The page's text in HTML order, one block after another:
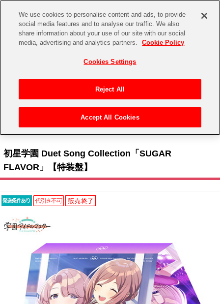
CHANNEL STORE EVENT
ゲーム
ASOBI TICKET
その他先行受付
プレミアム会員とは
アイドルマスターシリーズ
アイドルマスター
アイドルマスター SideM
アイドルマスター シャイニーカラーズ
学園アイドルマスター
テイルズ オブ シリーズ
電音部
イベントグッズ
トイ・ホビー
アイドルマスター シリーズ>学園アイドルマスター
初星学園 Duet Song Collection「SUGAR
FLAVOR」【特装盤】
We use cookies to personalise content and ads, to provide
social media features and to analyse our traffic. We also
share information about your use of our site with our social
media, advertising and analytics partners.
Cookie Policy
Cookies Settings
Reject All
Accept All Cookies